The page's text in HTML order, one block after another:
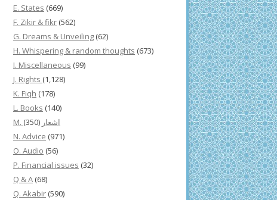
E. States (669)
F. Zikir & fikr (562)
G. Dreams & Unveiling (62)
H. Whispering & random thoughts (673)
I. Miscellaneous (99)
J. Rights (1,128)
K. Fiqh (178)
L. Books (140)
M. اشعار (350)
N. Advice (971)
O. Audio (56)
P. Financial issues (32)
Q & A (68)
Q. Akabir (590)